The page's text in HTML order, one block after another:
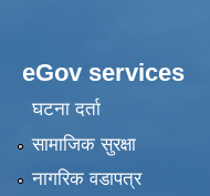
eGov services
घटना दर्ता
सामाजिक सुरक्षा
नागरिक वडापत्र